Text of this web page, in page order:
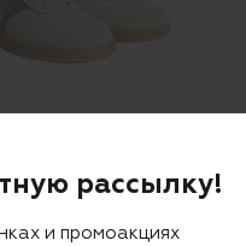
DBS-OLYMPID3
НОВИНКА
рассылку!
и промоакциях